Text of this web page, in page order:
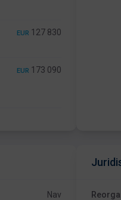
EUR 127 830
EUR 173 090
Nav